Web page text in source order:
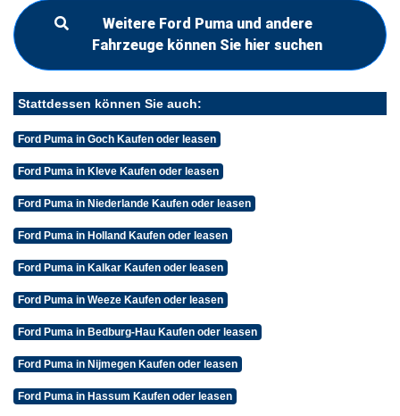
Weitere Ford Puma und andere
Fahrzeuge können Sie hier suchen
Stattdessen können Sie auch:
Ford Puma in Goch Kaufen oder leasen
Ford Puma in Kleve Kaufen oder leasen
Ford Puma in Niederlande Kaufen oder leasen
Ford Puma in Holland Kaufen oder leasen
Ford Puma in Kalkar Kaufen oder leasen
Ford Puma in Weeze Kaufen oder leasen
Ford Puma in Bedburg-Hau Kaufen oder leasen
Ford Puma in Nijmegen Kaufen oder leasen
Ford Puma in Hassum Kaufen oder leasen